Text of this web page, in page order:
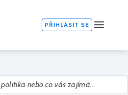
PŘIHLÁSIT SE